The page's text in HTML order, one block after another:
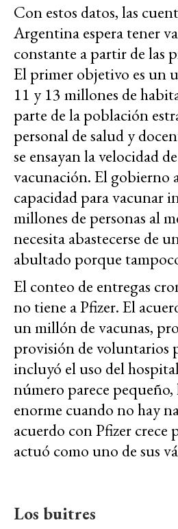
Con estos datos, las
Argentina espera tener
constante a partir de las
El primer objetivo es un
11 y 13 millones de
parte de la población
personal de salud y
se ensayan la velocidad
vacunación. El gobierno
capacidad para vacunar
millones de personas al
necesita abastecerse de
abultado porque
El conteo de entregas
no tiene a Pfizer. El
un millón de vacunas,
provisión de voluntarios
incluyó el uso del
número parece pequeño,
enorme cuando no hay
acuerdo con Pfizer crece
actuó como uno de sus
Los buitres